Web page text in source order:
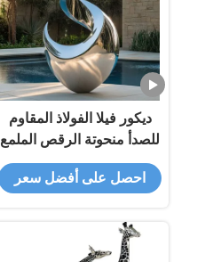
ديكور فيلا الفولاذ المقاوم
للصدأ منحوتة الرقص الملمع
احصل على أفضل سعر